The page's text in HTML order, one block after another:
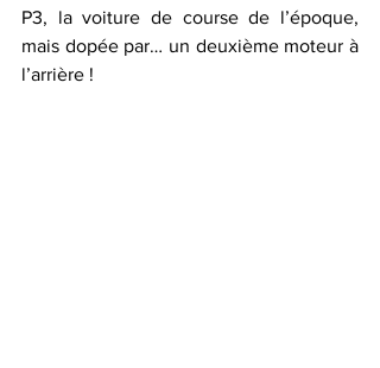
P3, la voiture de course de l’époque,
mais dopée par… un deuxième moteur à
l’arrière !